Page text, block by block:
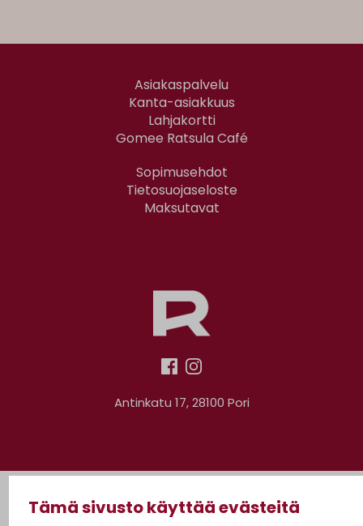
Tämä sivusto käyttää evästeitä
Asiakaspalvelu
Kanta-asiakkuus
Lahjakortti
Gomee Ratsula Café
Antinkatu 17, 28100 Pori
Sopimusehdot
Tietosuojaseloste
Maksutavat